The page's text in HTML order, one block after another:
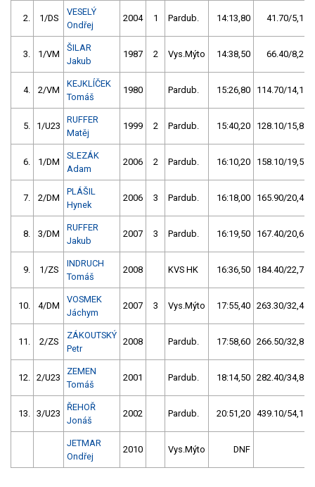
2. 1/DS
VESELÝ
Ondřej
2004 1 Pardub. 14:13,80 41.70/5,1
3. 1/VM
ŠILAR
Jakub
1987 2 Vys.Mýto 14:38,50 66.40/8,2
4. 2/VM
KEJKLÍČEK
Tomáš
1980 Pardub. 15:26,80 114.70/14,1
5. 1/U23
RUFFER
Matěj
1999 2 Pardub. 15:40,20 128.10/15,8
6. 1/DM
SLEZÁK
Adam
2006 2 Pardub. 16:10,20 158.10/19,5
7. 2/DM
PLÁŠIL
Hynek
2006 3 Pardub. 16:18,00 165.90/20,4
8. 3/DM
RUFFER
Jakub
2007 3 Pardub. 16:19,50 167.40/20,6
9. 1/ZS
INDRUCH
Tomáš
2008 KVS HK 16:36,50 184.40/22,7
10. 4/DM
VOSMEK
Jáchym
2007 3 Vys.Mýto 17:55,40 263.30/32,4
11. 2/ZS
ZÁKOUTSKÝ
Petr
2008 Pardub. 17:58,60 266.50/32,8
12. 2/U23
ZEMEN
Tomáš
2001 Pardub. 18:14,50 282.40/34,8
13. 3/U23
ŘEHOŘ
Jonáš
2002 Pardub. 20:51,20 439.10/54,1
JETMAR
Ondřej
2010 Vys.Mýto DNF